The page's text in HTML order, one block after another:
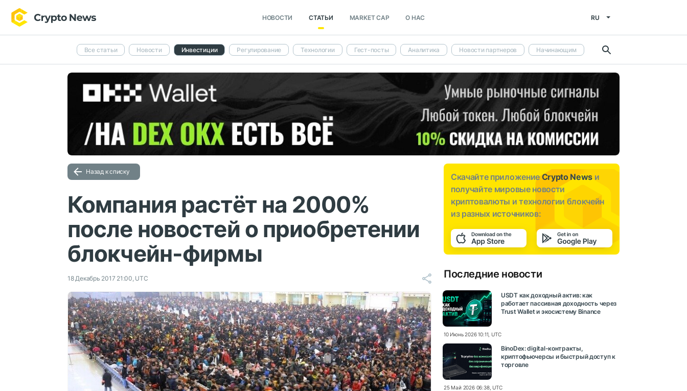
НОВОСТИ СТАТЬИ MARKET CAP О НАС RU
Все статьи Новости Инвестиции Регулирование Технологии Гест-посты Аналитика Новости партнеров Начинающим
Назад к списку
Компания растёт на 2000%
после новостей о приобретении
блокчейн-фирмы
18 Декабрь 2017 21:00, UTC
Скачайте приложениеCrypto News и
получайте мировые новости
криптовалюты и технологии блокчейн
из разных источников:
Последние новости
USDT как доходный актив: как
работает пассивная доходность через
Trust Wallet и экосистему Binance
10 Июнь 2026 10:11, UTC
BinoDex: digital-контракты,
криптофьючерсы и быстрый доступ к
торговле
25 Май 2026 06:38, UTC